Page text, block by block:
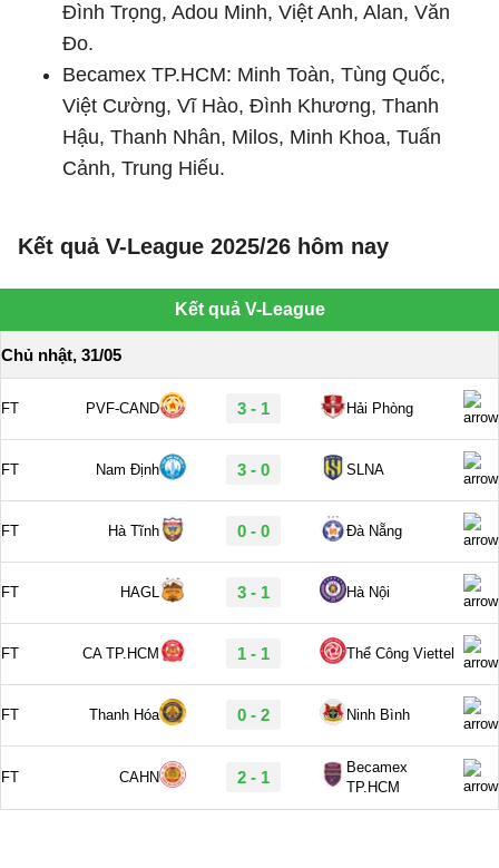
Đình Trọng, Adou Minh, Việt Anh, Alan, Văn
Đo.
Becamex TP.HCM: Minh Toàn, Tùng Quốc,
Việt Cường, Vĩ Hào, Đình Khương, Thanh
Hậu, Thanh Nhân, Milos, Minh Khoa, Tuấn
Cảnh, Trung Hiếu.
Kết quả V-League 2025/26 hôm nay